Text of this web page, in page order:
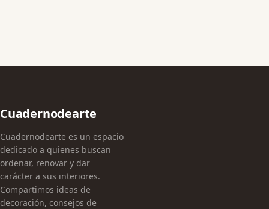
Cuadernodearte
Cuadernodearte es un espacio
dedicado a quienes buscan
ordenar, renovar y dar
carácter a sus interiores.
Compartimos ideas de
decoración, consejos de